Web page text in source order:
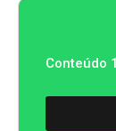
Conteúdo